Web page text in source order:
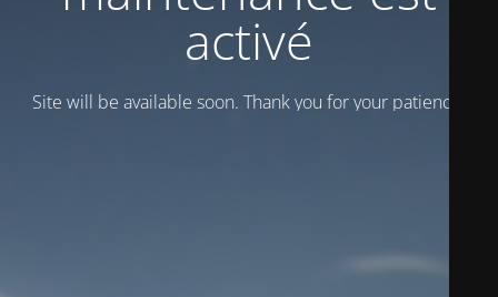
activé
Site will be available soon. Thank you for your patience!